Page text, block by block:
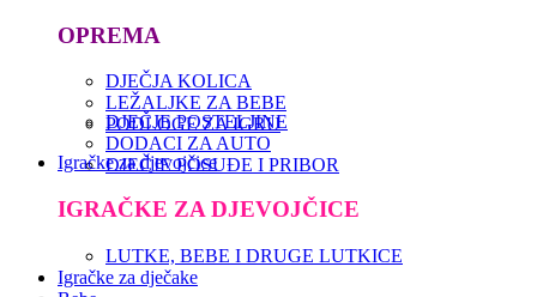
OPREMA
DJEČJA KOLICA
LEŽALJKE ZA BEBE
PODLOGE ZA IGRU
DJEČJE POSTELJINE
DODACI ZA AUTO
DJEČJE POSUĐE I PRIBOR
Igračke za djevojčice
IGRAČKE ZA DJEVOJČICE
LUTKE, BEBE I DRUGE LUTKICE
Igračke za dječake